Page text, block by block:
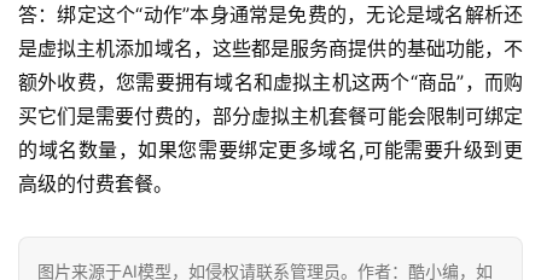
答：绑定这个“动作”本身通常是免费的，无论是域名解析还
是虚拟主机添加域名，这些都是服务商提供的基础功能，不
额外收费，您需要拥有域名和虚拟主机这两个“商品”，而购
买它们是需要付费的，部分虚拟主机套餐可能会限制可绑定
的域名数量，如果您需要绑定更多域名,可能需要升级到更
高级的付费套餐。
图片来源于AI模型，如侵权请联系管理员。作者：酷小编，如